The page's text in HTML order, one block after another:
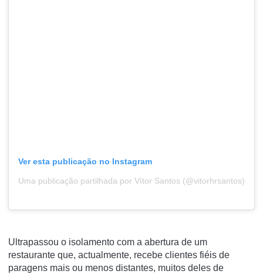
Ver esta publicação no Instagram
Uma publicação partilhada por Vítor Santos (@vitorhrsantos)
Ultrapassou o isolamento com a abertura de um
restaurante que, actualmente, recebe clientes fiéis de
paragens mais ou menos distantes, muitos deles de